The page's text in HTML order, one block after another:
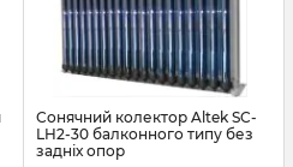
Сонячний колектор Altek SC-
LH2-30 балконного типу без
задніх опор